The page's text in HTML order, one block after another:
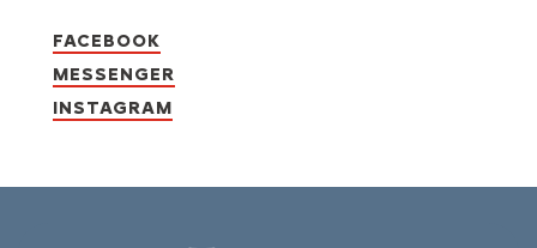
FACEBOOK
MESSENGER
INSTAGRAM